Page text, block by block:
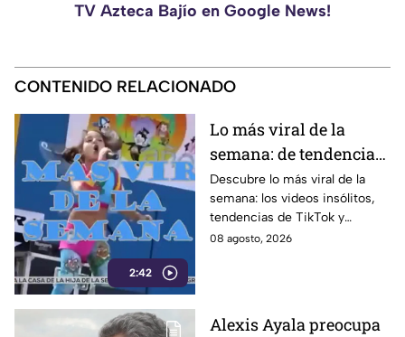
TV Azteca Bajío en Google News!
CONTENIDO RELACIONADO
2:42
Lo más viral de la
semana: de tendencias
en TikTok a momentos
insólitos
Descubre lo más viral de la
semana: los videos insólitos,
tendencias de TikTok y
momentos que se volvieron
08 agosto, 2026
Alexis Ayala preocupa